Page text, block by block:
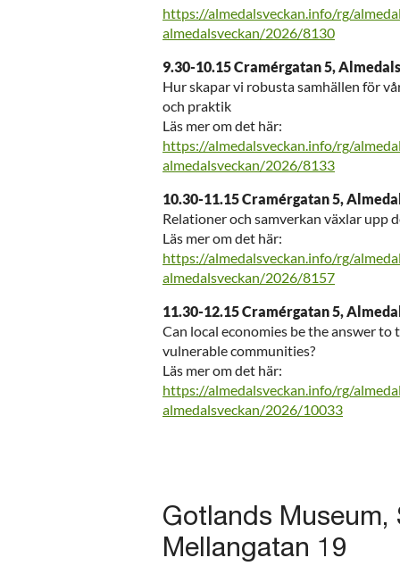
https://almedalsveckan.info/rg/
almedalsveckan/2026/8130
9.30-10.15 Cramérgatan 5,
Hur skapar vi robusta samhällen för
och praktik
Läs mer om det här:
https://almedalsveckan.info/rg/
almedalsveckan/2026/8133
10.30-11.15 Cramérgatan 5,
Relationer och samverkan växlar upp
Läs mer om det här:
https://almedalsveckan.info/rg/
almedalsveckan/2026/8157
11.30-12.15 Cramérgatan 5,
Can local economies be the answer
vulnerable communities?
Läs mer om det här:
https://almedalsveckan.info/rg/
almedalsveckan/2026/10033
Gotlands Museum,
Mellangatan 19